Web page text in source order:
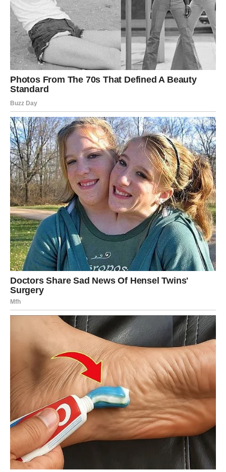
rešavanje problema koji je dugo “visio” nad glavom
osećaj da konačno dolazi jasnoća i red
Devica shvata da se njen rad vidi – čak i kad joj niko to
ranije nije rekao.
LJUBAV
Devica je u ljubavi verna, pažljiva, odana – ali ne prašta
lako laž.
Sada dolazi preokret:
u vezi se rešavaju nesigurnosti kroz razgovor i iskrenost
partner postaje stabilniji ili pokazuje više emocija
slobodnim Devicama dolazi osoba koja ceni njihovu
ozbiljnost i čistotu namera
KARMČKA PORUKA DEVICI
Nisi bila “previše”. Samo si bila istinita.
I zato karma sada vraća – kroz mir, potvrdu i ljude koji
znaju tvoju vrednost.